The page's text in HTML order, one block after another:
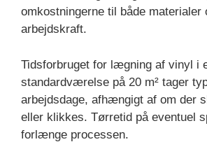
omkostningerne til både materialer
arbejdskraft.
Tidsforbruget for lægning af vinyl i
standardværelse på 20 m² tager
arbejdsdage, afhængigt af om der
eller klikkes. Tørretid på eventuel
forlænge processen.